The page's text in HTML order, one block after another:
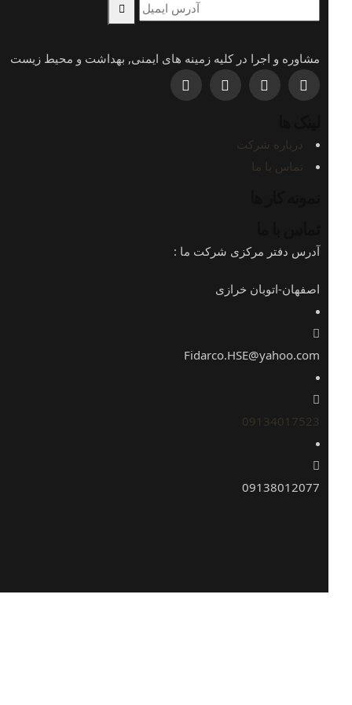
مشاوره و اجرا در کلیه زمینه های ایمنی, بهداشت و محیط زیست
درباره شرکت
تماس با ما
آدرس دفتر مرکزی شرکت ما :
اصفهان-اتوبان خرازی
Fidarco.HSE@yahoo.com
09134017523
09138012077